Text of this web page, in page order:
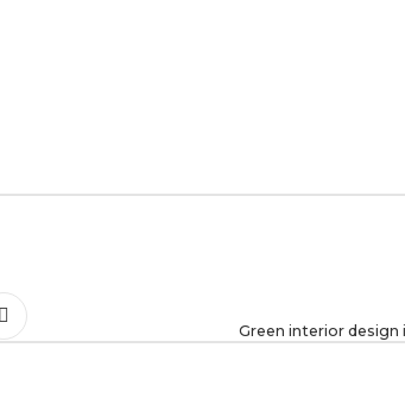
Green interior design